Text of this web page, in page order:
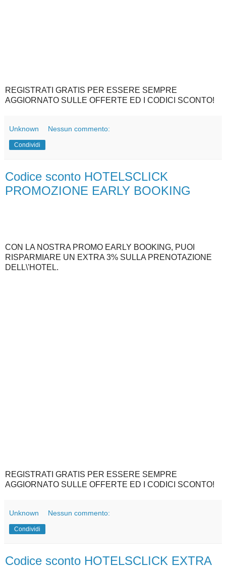
REGISTRATI GRATIS PER ESSERE SEMPRE
AGGIORNATO SULLE OFFERTE ED I CODICI SCONTO!
Unknown Nessun commento:
Condividi
Codice sconto HOTELSCLICK
PROMOZIONE EARLY BOOKING
CON LA NOSTRA PROMO EARLY BOOKING, PUOI
RISPARMIARE UN EXTRA 3% SULLA PRENOTAZIONE
DELL\'HOTEL.
REGISTRATI GRATIS PER ESSERE SEMPRE
AGGIORNATO SULLE OFFERTE ED I CODICI SCONTO!
Unknown Nessun commento:
Condividi
Codice sconto HOTELSCLICK EXTRA